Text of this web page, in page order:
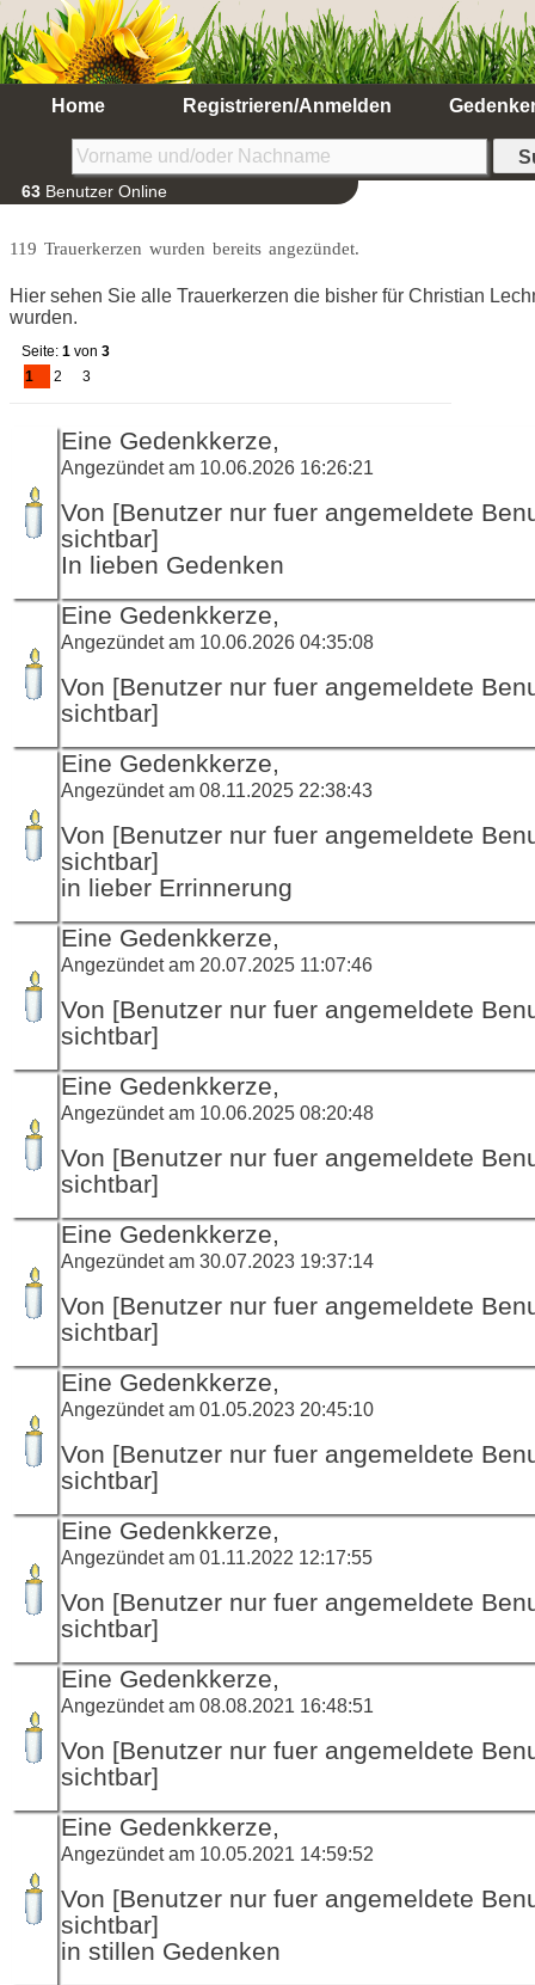
Home Registrieren/Anmelden
63 Benutzer Online
119 Trauerkerzen wurden bereits angezündet.
Hier sehen Sie alle Trauerkerzen die bisher für Christian
wurden.
Seite: 1 von 3
1
2 3
Eine Gedenkkerze,
Angezündet am 10.06.2026 16:26:21
Von [Benutzer nur fuer angemeldete
sichtbar]
In lieben Gedenken
Eine Gedenkkerze,
Angezündet am 10.06.2026 04:35:08
Von [Benutzer nur fuer angemeldete
sichtbar]
Eine Gedenkkerze,
Angezündet am 08.11.2025 22:38:43
Von [Benutzer nur fuer angemeldete
sichtbar]
in lieber Errinnerung
Eine Gedenkkerze,
Angezündet am 20.07.2025 11:07:46
Von [Benutzer nur fuer angemeldete
sichtbar]
Eine Gedenkkerze,
Angezündet am 10.06.2025 08:20:48
Von [Benutzer nur fuer angemeldete
sichtbar]
Eine Gedenkkerze,
Angezündet am 30.07.2023 19:37:14
Von [Benutzer nur fuer angemeldete
sichtbar]
Eine Gedenkkerze,
Angezündet am 01.05.2023 20:45:10
Von [Benutzer nur fuer angemeldete
sichtbar]
Eine Gedenkkerze,
Angezündet am 01.11.2022 12:17:55
Von [Benutzer nur fuer angemeldete
sichtbar]
Eine Gedenkkerze,
Angezündet am 08.08.2021 16:48:51
Von [Benutzer nur fuer angemeldete
sichtbar]
Eine Gedenkkerze,
Angezündet am 10.05.2021 14:59:52
Von [Benutzer nur fuer angemeldete
sichtbar]
in stillen Gedenken